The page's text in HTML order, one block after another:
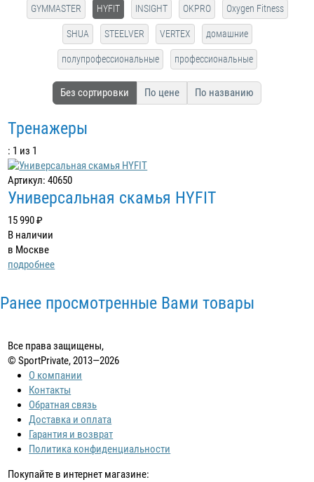
GYMMASTER HYFIT INSIGHT OKPRO Oxygen Fitness
SHUA STEELVER VERTEX домашние
полупрофессиональные профессиональные
Без сортировки По цене По названию
Тренажеры
: 1 из 1
Артикул: 40650
Универсальная скамья HYFIT
15 990 ₽
В наличии
в Москве
подробнее
Ранее просмотренные Вами товары
Все права защищены,
© SportPrivate, 2013—2026
О компании
Контакты
Обратная связь
Доставка и оплата
Гарантия и возврат
Политика конфиденциальности
Покупайте в интернет магазине: